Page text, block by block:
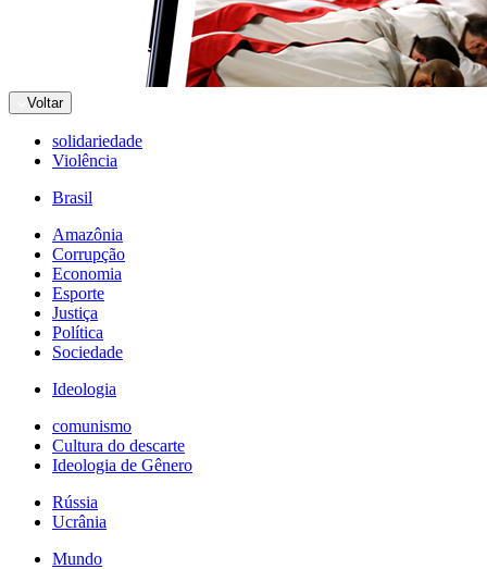
Voltar
solidariedade
Violência
Brasil
Amazônia
Corrupção
Economia
Esporte
Justiça
Política
Sociedade
Ideologia
comunismo
Cultura do descarte
Ideologia de Gênero
Rússia
Ucrânia
Mundo